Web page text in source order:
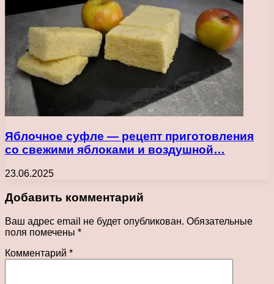
Яблочное суфле — рецепт приготовления
со свежими яблоками и воздушной…
23.06.2025
Добавить комментарий
Ваш адрес email не будет опубликован. Обязательные
поля помечены *
Комментарий *